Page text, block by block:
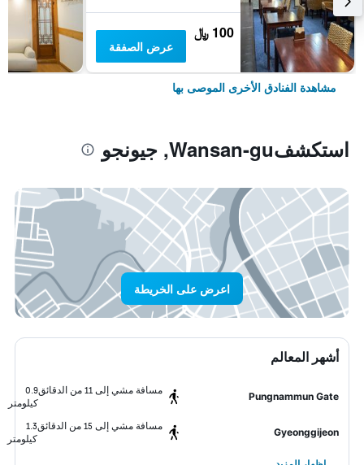
100 ﷼
عرض الصفقة
مشاهدة الفنادق الأخرى الموصى بها
استكشفWansan-gu, جيونجو
اعرض على الخريطة
أشهر المعالم
Pungnammun Gate
مسافة مشي إلى 11 من الدقائق
0.9
كيلومتر
Gyeonggijeon
مسافة مشي إلى 15 من الدقائق
1.3
كيلومتر